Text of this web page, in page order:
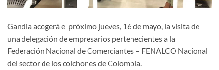
Gandia acogerá el próximo jueves, 16 de mayo, la visita de
una delegación de empresarios pertenecientes a la
Federación Nacional de Comerciantes – FENALCO Nacional
del sector de los colchones de Colombia.